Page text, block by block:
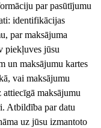
par pasūtījumu
identifikācijas
par maksājuma
piekļuves jūsu
un maksājumu kartes
vai maksājumu
maksājumu
Atbildība par datu
uz jūsu izmantoto